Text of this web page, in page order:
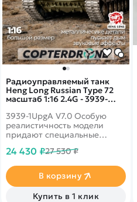
Радиоуправляемый танк
Heng Long Russian Type 72
масштаб 1:16 2.4G - 3939-
3939-1UpgA V7.0 Особую
реалистичность модели
придают специальные
эффекты.&nbsp;MZ - Pro
из цинкового сплава,
металлический гусеницы,
металлическое ведущее
24 430 ₽27 530 ₽
В корзину
Купить в 1 клик